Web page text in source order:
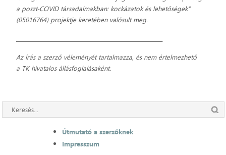
a poszt-COVID társadalmakban: kockázatok és lehetőségek"
(05016764) projektje keretében valósult meg.
Az írás a szerző véleményét tartalmazza, és nem értelmezhető
a TK hivatalos állásfoglalásaként.
Útmutató a szerzőknek
Impresszum